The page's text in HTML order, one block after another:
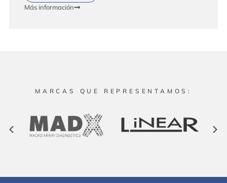
Más información
Más información
Más información
Más información
Más información
MARCAS QUE REPRESENTAMOS: